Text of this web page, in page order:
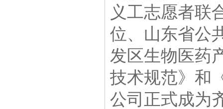
义工志愿者联
位、山东省公
发区生物医药
技术规范》和
公司正式成为